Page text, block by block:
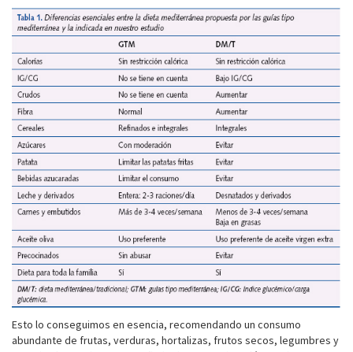
Esto lo conseguimos en esencia, recomendando un consumo
abundante de frutas, verduras, hortalizas, frutos secos, legumbres y